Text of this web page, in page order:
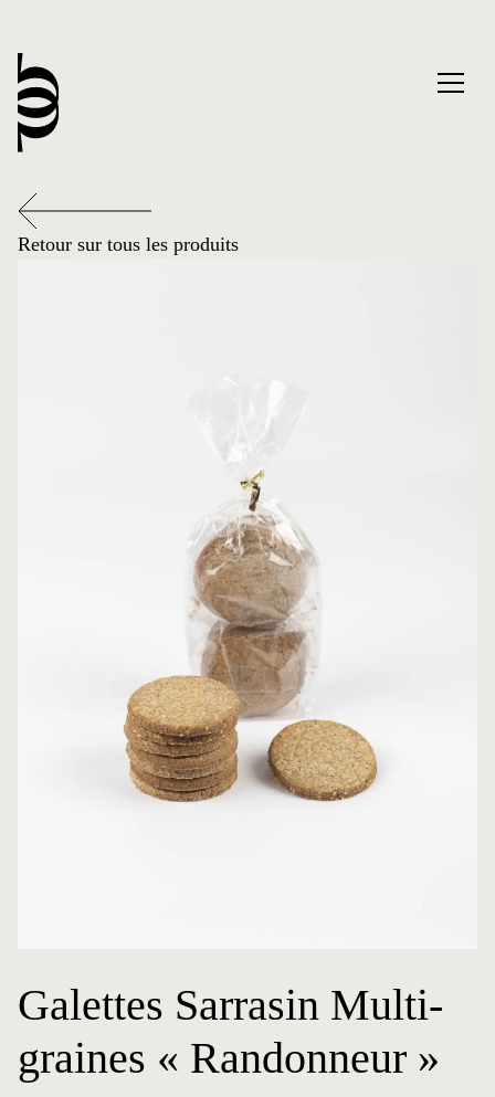
Retour sur tous les produits
Galettes Sarrasin Multi-
graines « Randonneur »